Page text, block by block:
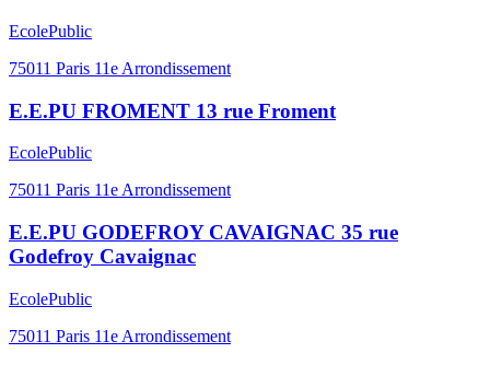
EcolePublic
75011 Paris 11e Arrondissement
E.E.PU FROMENT 13 rue Froment
EcolePublic
75011 Paris 11e Arrondissement
E.E.PU GODEFROY CAVAIGNAC 35 rue
Godefroy Cavaignac
EcolePublic
75011 Paris 11e Arrondissement